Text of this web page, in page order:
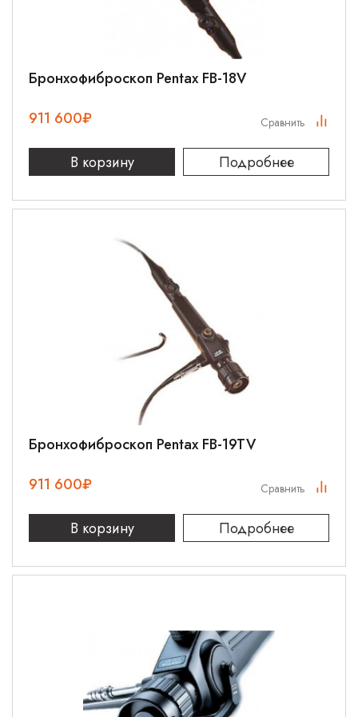
Бронхофиброскоп Pentax FB-18V
911 600₽
В корзину Подробнее
Сравнить
Бронхофиброскоп Pentax FB-19TV
911 600₽
В корзину Подробнее
Сравнить